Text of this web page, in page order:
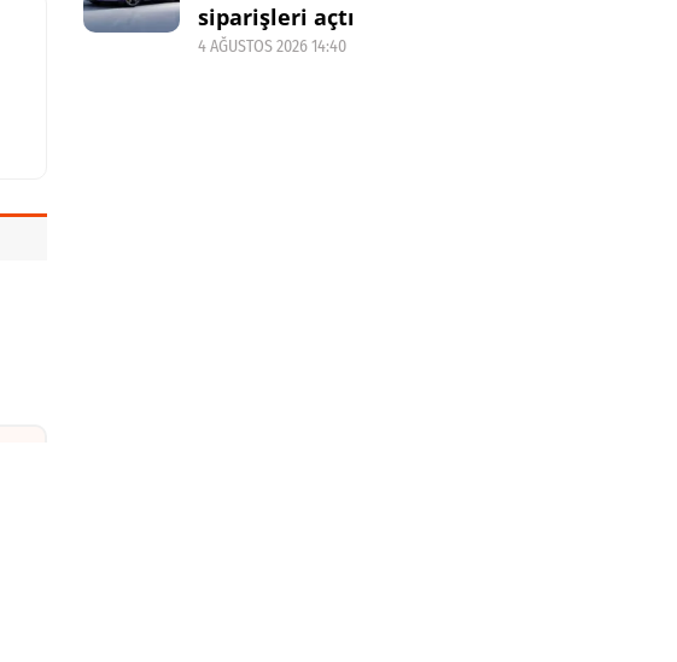
siparişleri açtı
4 AĞUSTOS 2026 14:40